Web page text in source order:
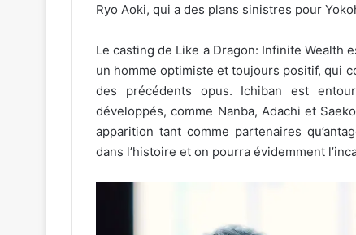
Ryo Aoki, qui a des plans sinistres pour
Le casting de Like a Dragon: Infinite Wealth
un homme optimiste et toujours positif, qui
des précédents opus. Ichiban est
développés, comme Nanba, Adachi et
apparition tant comme partenaires
dans l’histoire et on pourra évidemment